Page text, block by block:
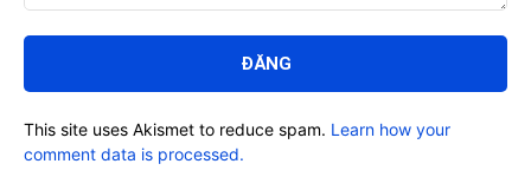
luận:
This site uses Akismet to reduce spam. Learn how your
comment data is processed.